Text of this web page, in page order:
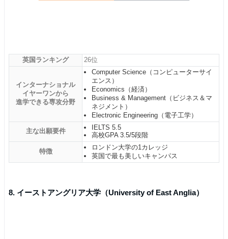
英国ランキング 26位
インターナショナル
イヤーワンから
進学できる専攻分野
Computer Science（コンピューターサイ
エンス）
Economics（経済）
Business & Management（ビジネス＆マ
ネジメント）
Electronic Engineering（電子工学）
主な出願要件
IELTS 5.5
高校GPA 3.5/5段階
特徴
ロンドン大学の1カレッジ
英国で最も美しいキャンパス
8. イーストアングリア大学（University of East Anglia）